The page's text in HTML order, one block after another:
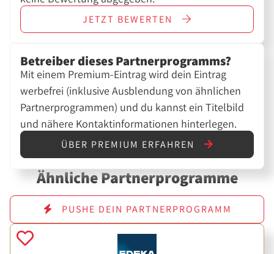
JETZT BEWERTEN
Betreiber dieses Partnerprogramms?
Mit einem Premium-Eintrag wird dein Eintrag
werbefrei (inklusive Ausblendung von ähnlichen
Partnerprogrammen) und du kannst ein Titelbild
und nähere Kontaktinformationen hinterlegen.
ÜBER PREMIUM ERFAHREN
Ähnliche Partnerprogramme
PUSHE DEIN PARTNERPROGRAMM